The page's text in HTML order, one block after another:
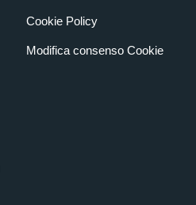
Cookie Policy
Modifica consenso Cookie